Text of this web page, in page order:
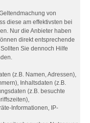
von
diese am effektivsten bei
Nur die Anbieter haben
direkt entsprechende
Sie dennoch Hilfe
(z.B. Namen, Adressen),
Inhaltsdaten (z.B.
(z.B. besuchte
Informationen, IP-